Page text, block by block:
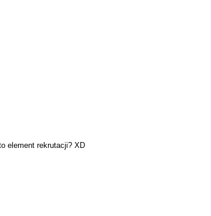
element rekrutacji? XD